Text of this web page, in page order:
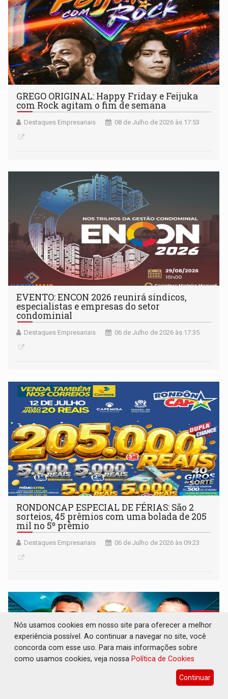
GREGO ORIGINAL: Happy Friday e Feijuka
com Rock agitam o fim de semana
Destaques Empresariais 08 de Julho de 2026 às 17:53
EVENTO: ENCON 2026 reunirá síndicos,
especialistas e empresas do setor
condominial
Destaques Empresariais 06 de Julho de 2026 às 17:35
RONDONCAP ESPECIAL DE FÉRIAS: São 2
sorteios, 45 prêmios com uma bolada de 205
mil no 5º prêmio
Destaques Empresariais 06 de Julho de 2026 às 09:23
Nós usamos cookies em nosso site para oferecer a melhor
experiência possível. Ao continuar a navegar no site, você
concorda com esse uso. Para mais informações sobre
como usamos cookies, veja nossa Política de Cookies
Continuar